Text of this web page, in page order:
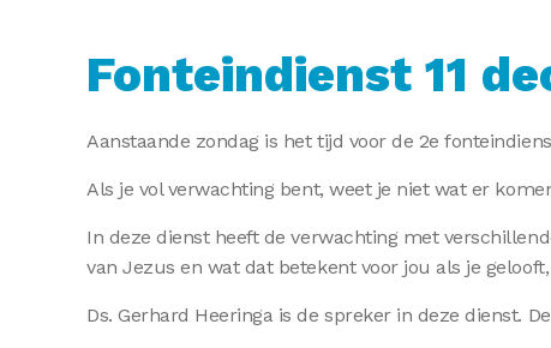
Fonteindienst 11
Aanstaande zondag is het tijd voor de 2e
Als je vol verwachting bent, weet je niet wat er
In deze dienst heeft de verwachting met
van Jezus en wat dat betekent voor jou als je
Ds. Gerhard Heeringa is de spreker in deze dienst.